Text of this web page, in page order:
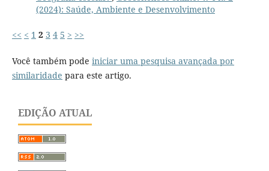
(2024): Saúde, Ambiente e Desenvolvimento
<< < 1 2 3 4 5 > >>
Você também pode iniciar uma pesquisa avançada por
similaridade para este artigo.
EDIÇÃO ATUAL